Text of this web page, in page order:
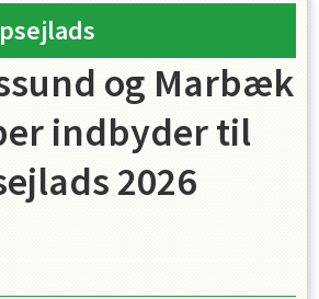
og Marbæk
indbyder til
2026